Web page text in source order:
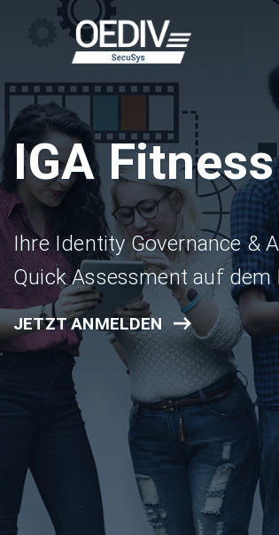
IGA
Ihre Identity Governance &
Quick Assessment auf dem
JETZT ANMELDEN